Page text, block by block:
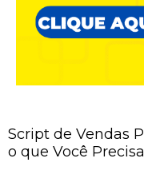
Script de Vendas
o que Você